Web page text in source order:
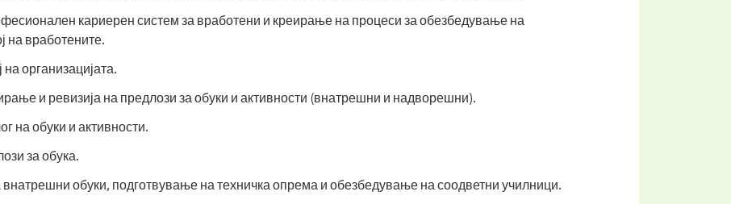
кариерен систем за вработени и креирање на процеси за обезбедување на
на вработените.
организацијата.
и ревизија на предлози за обуки и активности (внатрешни и надворешни).
на обуки и активности.
за обука.
обуки, подготвување на техничка опрема и обезбедување на соодветни училници.